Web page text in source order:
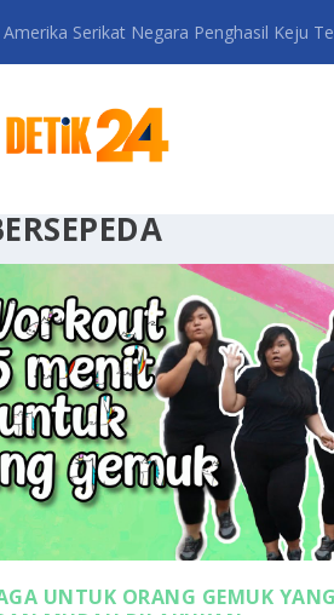
Amerika Serikat Negara Penghasil Keju
UNTUK ORANG GEMUK YANG